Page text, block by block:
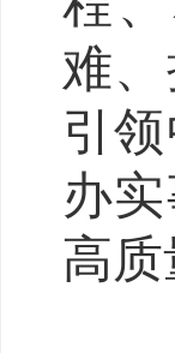
难
引
办
高